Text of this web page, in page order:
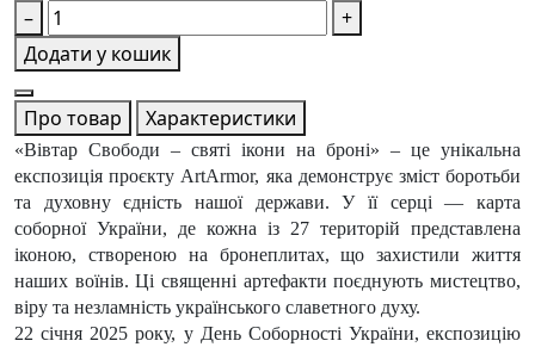
–
+
Додати у кошик
Про товар Характеристики
«Вівтар Свободи – святі ікони на броні» – це унікальна
експозиція проєкту ArtArmor, яка демонструє зміст боротьби
та духовну єдність нашої держави. У її серці — карта
соборної України, де кожна із 27 територій представлена
іконою, створеною на бронеплитах, що захистили життя
наших воїнів. Ці священні артефакти поєднують мистецтво,
віру та незламність українського славетного духу.
22 січня 2025 року, у День Соборності України, експозицію